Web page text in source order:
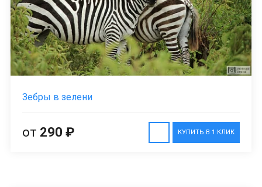
Зебры в зелени
КУПИТЬ В 1 КЛИК
от 290 ₽